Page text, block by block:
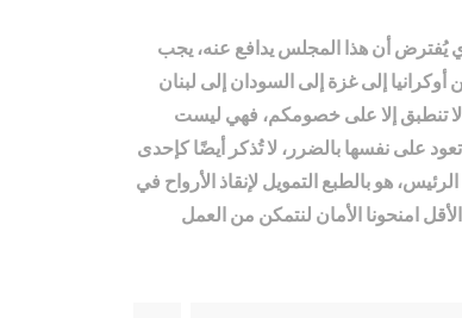
يُفترض أن هذا المجلس يدافع عنه، يجب
إلى غزة إلى السودان إلى لبنان
لا تنطبق إلا على خصومكم، فهي ليست
على نفسها بالضرر، لا تُذكر أيضًا كإحدى
هو بالطبع التمويل لإنقاذ الأرواح في
امنحونا الأمان لنتمكن من العمل